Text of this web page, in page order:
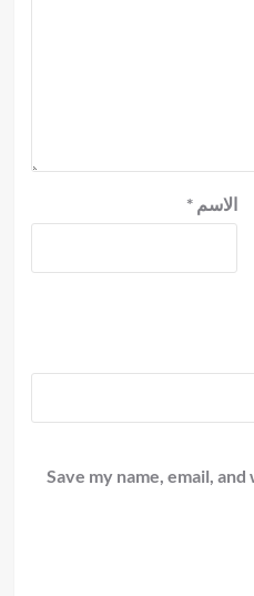
الاسم *
Save my name, email,